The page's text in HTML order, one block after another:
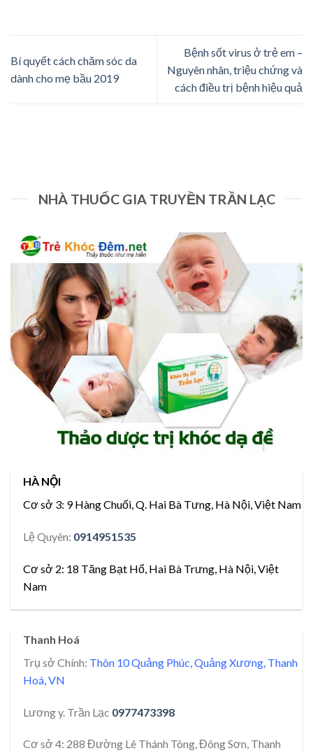
Bí quyết cách chăm sóc da
dành cho mẹ bầu 2019
Bệnh sốt virus ở trẻ em –
Nguyên nhân, triệu chứng và
cách điều trị bệnh hiệu quả
NHÀ THUỐC GIA TRUYỀN TRẦN LẠC
HÀ NỘI
Cơ sở 3: 9 Hàng Chuối, Q. Hai Bà Tưng, Hà Nội, Việt Nam
Lệ Quyên: 0914951535
Cơ sở 2: 18 Tăng Bạt Hổ, Hai Bà Trưng, Hà Nội, Việt
Nam
Thanh Hoá
Trụ sở Chính: Thôn 10 Quảng Phúc, Quảng Xương, Thanh
Hoá, VN
Lương y. Trần Lạc 0977473398
Cơ sở 4: 288 Đường Lê Thánh Tông, Đông Sơn, Thanh